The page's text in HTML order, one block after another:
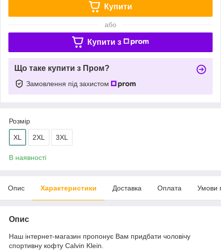
Купити
або
Купити з
Що таке купити з Пром?
Замовлення під захистом
Розмір
XL 2XL 3XL
В наявності
Опис Характеристики Доставка Оплата Умови
Опис
Наш інтернет-магазин пропонує Вам придбати чоловічу
спортивну кофту Calvin Klein.